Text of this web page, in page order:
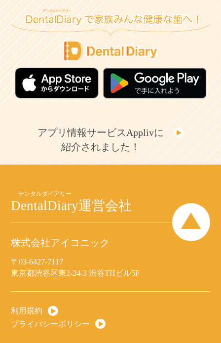
アプリ情報サービスApplivに
紹介されました！
DentalDiary運営会社
株式会社アイコニック
〒03-6427-7117
東京都渋谷区東2-24-3 渋谷THビル5F
利用規約
プライバシーポリシー